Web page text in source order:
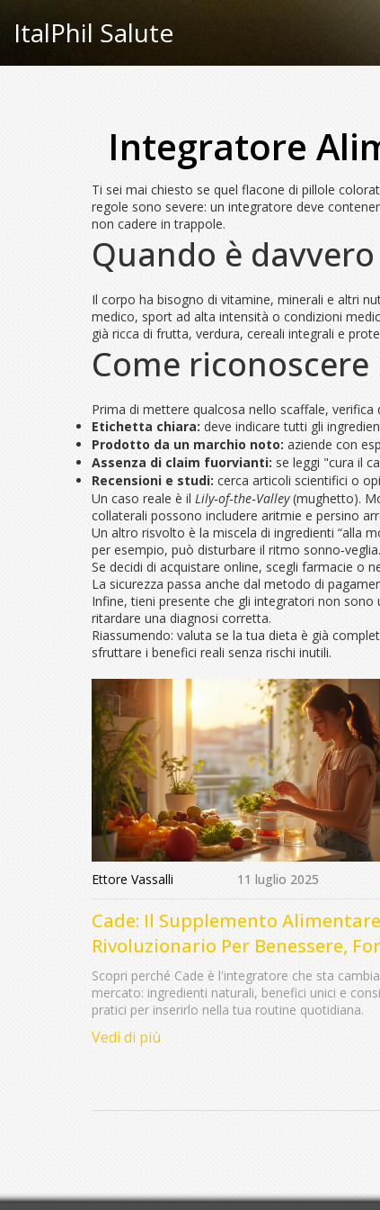
ItalPhil Salute
Integratore
Ti sei mai chiesto se quel flacone di pillole
regole sono severe: un integratore deve
non cadere in trappole.
Quando è
Il corpo ha bisogno di vitamine, minerali e altri
medico, sport ad alta intensità o condizioni
già ricca di frutta, verdura, cereali integrali e
Come
Prima di mettere qualcosa nello scaffale, verifica
Etichetta chiara: deve indicare tutti gli
Prodotto da un marchio noto: aziende con
Assenza di claim fuorvianti: se leggi "cura il
Recensioni e studi: cerca articoli scientifici o
Un caso reale è il Lily‑of‑the‑Valley(mughetto).
collaterali possono includere aritmie e persino
Un altro risvolto è la miscela di ingredienti “alla
per esempio, può disturbare il ritmo
Se decidi di acquistare online, scegli farmacie o
La sicurezza passa anche dal metodo di
Infine, tieni presente che gli integratori non
ritardare una diagnosi corretta.
Riassumendo: valuta se la tua dieta è già
sfruttare i benefici reali senza rischi inutili.
Ettore Vassalli 11 luglio 2025
Cade: Il Supplemento Alimentare
Rivoluzionario Per Benessere,
e Energia
Scopri perché Cade è l'integratore che sta
mercato: ingredienti naturali, benefici unici e
pratici per inserirlo nella tua routine quotidiana.
Vedi di più